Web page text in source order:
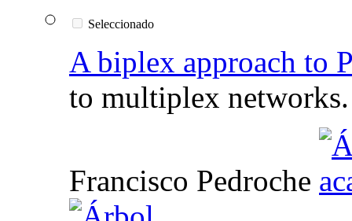
Seleccionado
A biplex approach to
to multiplex networks.
Francisco Pedroche